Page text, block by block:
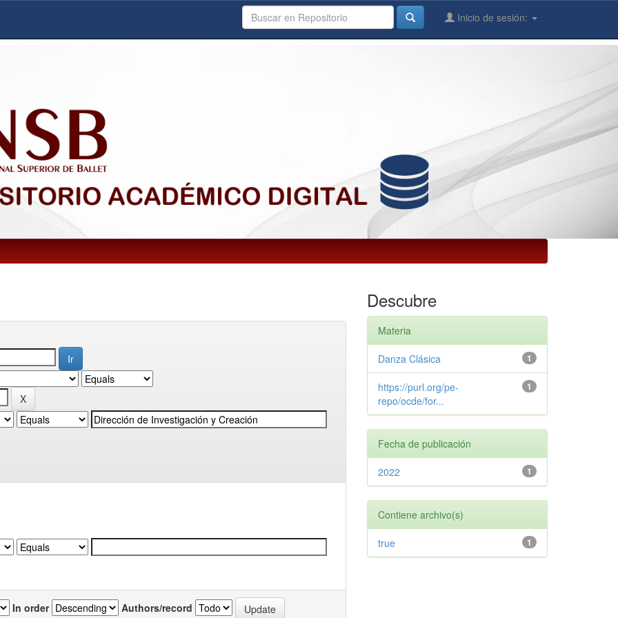
Inicio de sesión:
In order Authors/record
Descubre
Materia
1
Danza Clásica
1
https://purl.org/pe-
repo/ocde/for...
Fecha de publicación
1
2022
Contiene archivo(s)
1
true